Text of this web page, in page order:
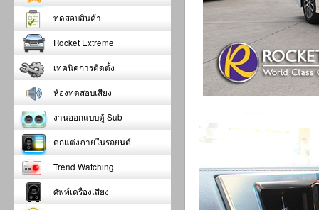
ทดสอบสินค้า
Rocket Extreme
เทคนิคการติดตั้ง
ห้องทดสอบเสียง
งานออกแบบตู้ Sub
ตกแต่งภายในรถยนต์
Trend Watching
ศัพท์เครื่องเสียง